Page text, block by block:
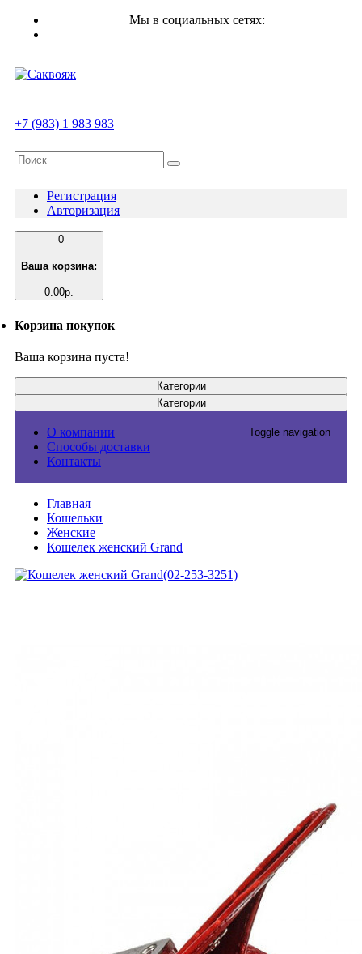
Мы в социальных сетях:
+7 (983) 1 983 983
Регистрация
Авторизация
0
Ваша корзина:
0.00р.
Корзина покупок
Ваша корзина пуста!
Категории
Категории
Toggle navigation
О компании
Способы доставки
Контакты
Главная
Кошельки
Женские
Кошелек женский Grand